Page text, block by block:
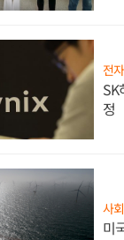
전
SK
정
사회
미